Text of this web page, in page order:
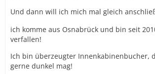
Und dann will ich mich mal gleich
ich komme aus Osnabrück und bin seit
verfallen!
Ich bin überzeugter Innenkabinenbucher,
gerne dunkel mag!